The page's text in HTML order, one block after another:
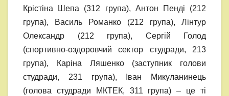
Крістіна Шепа (312 група), Антон Пенді (212
група), Василь Романко (212 група), Лінтур
Олександр (212 група), Сергій Голод
(спортивно-оздоровчий сектор студради, 213
група), Каріна Ляшенко (заступник голови
студради, 231 група), Іван Микуланинець
(голова студради МКТЕК, 311 група) – це ті